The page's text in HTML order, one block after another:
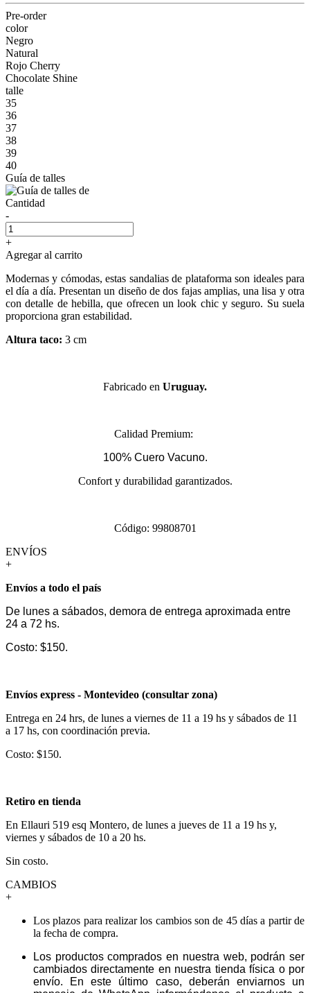
Pre-order
color
Negro
Natural
Rojo Cherry
Chocolate Shine
talle
35
36
37
38
39
40
Guía de talles
Cantidad
-
+
Agregar al carrito
Modernas y cómodas, estas sandalias de plataforma son ideales para
el día a día. Presentan un diseño de dos fajas amplias, una lisa y otra
con detalle de hebilla, que ofrecen un look chic y seguro. Su suela
proporciona gran estabilidad.
Altura taco: 3 cm
Fabricado en Uruguay.
Calidad Premium:
100% Cuero Vacuno.
Confort y durabilidad garantizados.
Código: 99808701
ENVÍOS
+
Envíos a todo el país
De lunes a sábados, demora de entrega aproximada entre
24 a 72 hs.
Costo: $150.
Envíos express - Montevideo (consultar zona)
Entrega en 24 hrs, de lunes a viernes de 11 a 19 hs y sábados de 11
a 17 hs, con coordinación previa.
Costo: $150.
Retiro en tienda
En Ellauri 519 esq Montero, de lunes a jueves de 11 a 19 hs y,
viernes y sábados de 10 a 20 hs.
Sin costo.
CAMBIOS
+
Los plazos para realizar los cambios son de 45 días a partir de
la fecha de compra.
Los productos comprados en nuestra web, podrán ser
cambiados directamente en nuestra tienda física o por
envío. En este último caso, deberán enviarnos un